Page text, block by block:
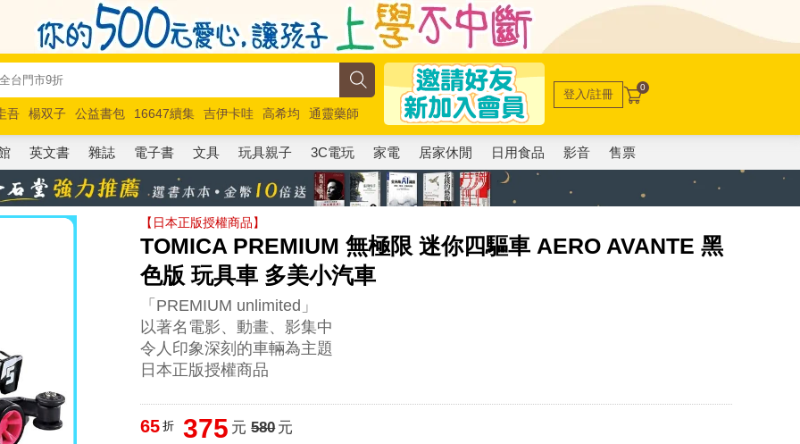
吾 楊双子 公益書包 16647續集 吉伊卡哇 高希均
通靈藥師
路邊攤新作
馬斯克 玩具總動員5 超慢跑
登入/註冊 0
英文書 雜誌 電子書 文具 玩具親子 3C電玩 家電 居家休閒 日用食品 影音 售票
【日本正版授權商品】
TOMICA PREMIUM 無極限 迷你四驅車 AERO AVANTE 黑
色版 玩具車 多美小汽車
「PREMIUM unlimited」
以著名電影、動畫、影集中
令人印象深刻的車輛為主題
日本正版授權商品
65 折 375 元 580元